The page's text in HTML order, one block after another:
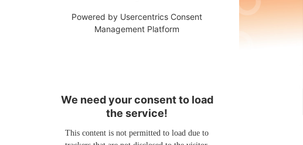
Powered by Usercentrics Consent
Management Platform
We need your consent to load
the service!
This content is not permitted to load due to